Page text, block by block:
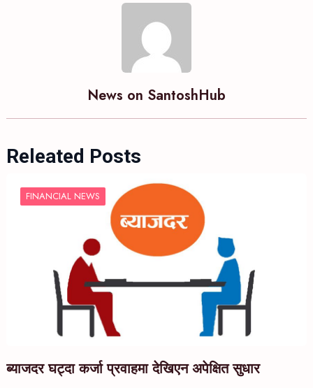
News on SantoshHub
Releated Posts
FINANCIAL NEWS
ब्याजदर घट्दा कर्जा प्रवाहमा देखिएन अपेक्षित सुधार